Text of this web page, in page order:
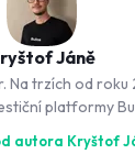
Jáně
trzích od roku
platformy
autora Kryštof